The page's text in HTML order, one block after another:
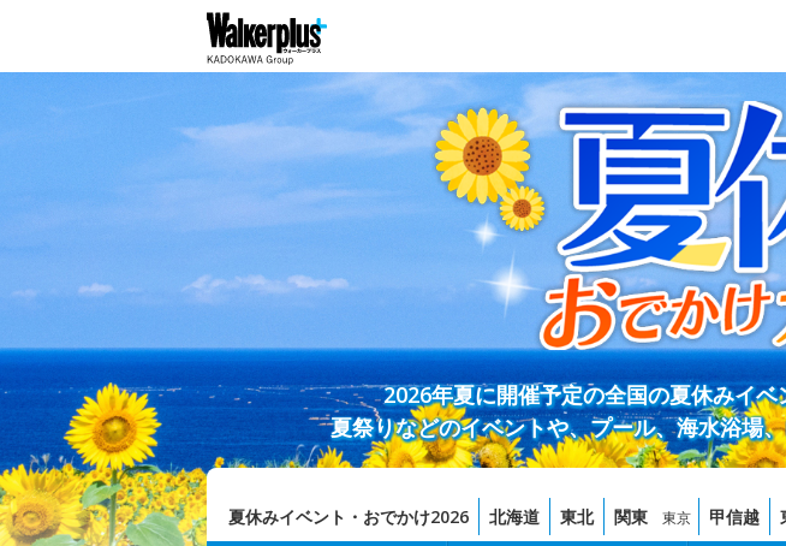
2026年夏に開催予定の全国の夏休みイ
夏祭りなどのイベントや、プール、海水浴場
夏休みイベント・おでかけ2026 北海道 東北 関東 東京 甲信越